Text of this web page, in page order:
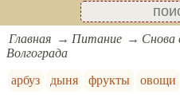
Главная Питание
Снова
Волгограда
арбуз
дыня фрукты овощи